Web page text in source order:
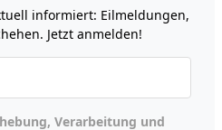
informiert: Eilmeldungen,
Jetzt anmelden!